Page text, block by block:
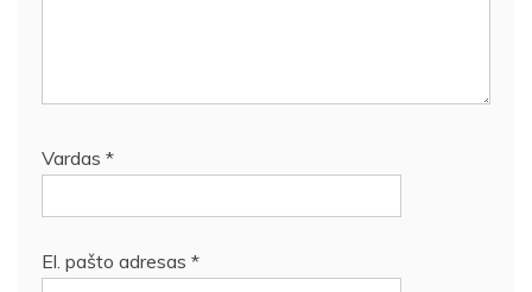
Vardas *
El. pašto adresas *